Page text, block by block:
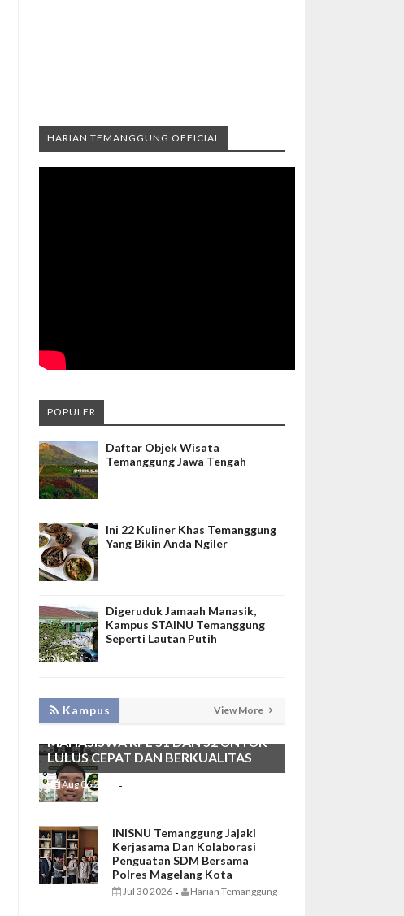
HARIAN TEMANGGUNG OFFICIAL
POPULER
Daftar Objek Wisata
Temanggung Jawa Tengah
Ini 22 Kuliner Khas Temanggung
Yang Bikin Anda Ngiler
Digeruduk Jamaah Manasik,
Kampus STAINU Temanggung
Seperti Lautan Putih
Kampus View More
LAKUKAN BIMTEK RPL, INISNU
TEMANGGUNG SIAP FASILITASI
MAHASISWA RPL S1 DAN S2 UNTUK
LULUS CEPAT DAN BERKUALITAS
Aug 06 2026 -
INISNU Temanggung Jajaki
Kerjasama Dan Kolaborasi
Penguatan SDM Bersama
Polres Magelang Kota
Jul 30 2026 - Harian Temanggung